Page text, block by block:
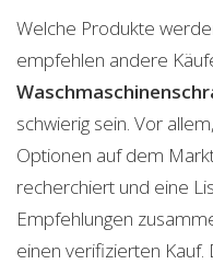
Welche Produkte
empfehlen andere
schwierig sein. Vor
Optionen auf dem
recherchiert und eine
Empfehlungen
einen verifizierten Kauf.